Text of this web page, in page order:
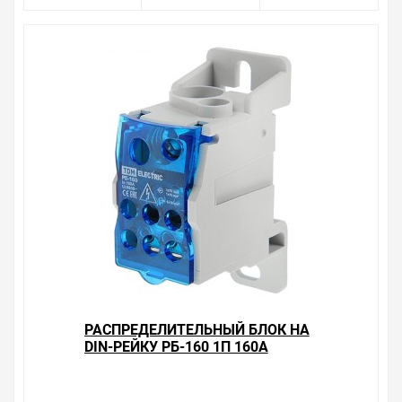
повышенным спросом, так и то, что в других
магазинах купить сложно. Ассортимент – это то, чему
мы уделяем особое внимание. Кроме того, ставка
делается на безопасность и качество продукции. Так
же цена - 362.85 ₽ может быть для Вас и ниже так как у
нас действуют хорошие скидки для оптовых
Мы предлагаем большой выбор товаров из категории
Распределительные блоки 1-полюсные (кросс-
по хорошим ценам. Уверены, что вы найдете на нашем
сайте именно то, что искали, потратив на это минимум
времени. Есть поиск по позициям.
качества. Мы работаем с проверенными
поставщиками, продаем товар от давно
зарекомендовавших себя брендов.
РАСПРЕДЕЛИТЕЛЬНЫЙ БЛОК НА
DIN-РЕЙКУ РБ-160 1П 160А